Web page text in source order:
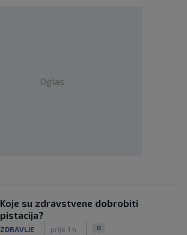
Oglas
Koje su zdravstvene dobrobiti
pistacija?
ZDRAVLJE prije 1 h 0